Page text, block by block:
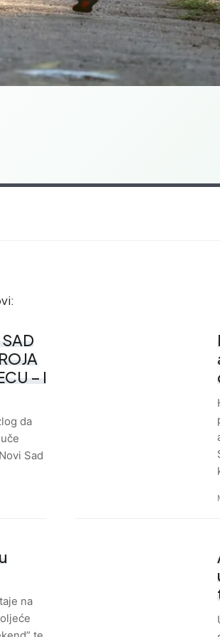
– I
da
Sad
na